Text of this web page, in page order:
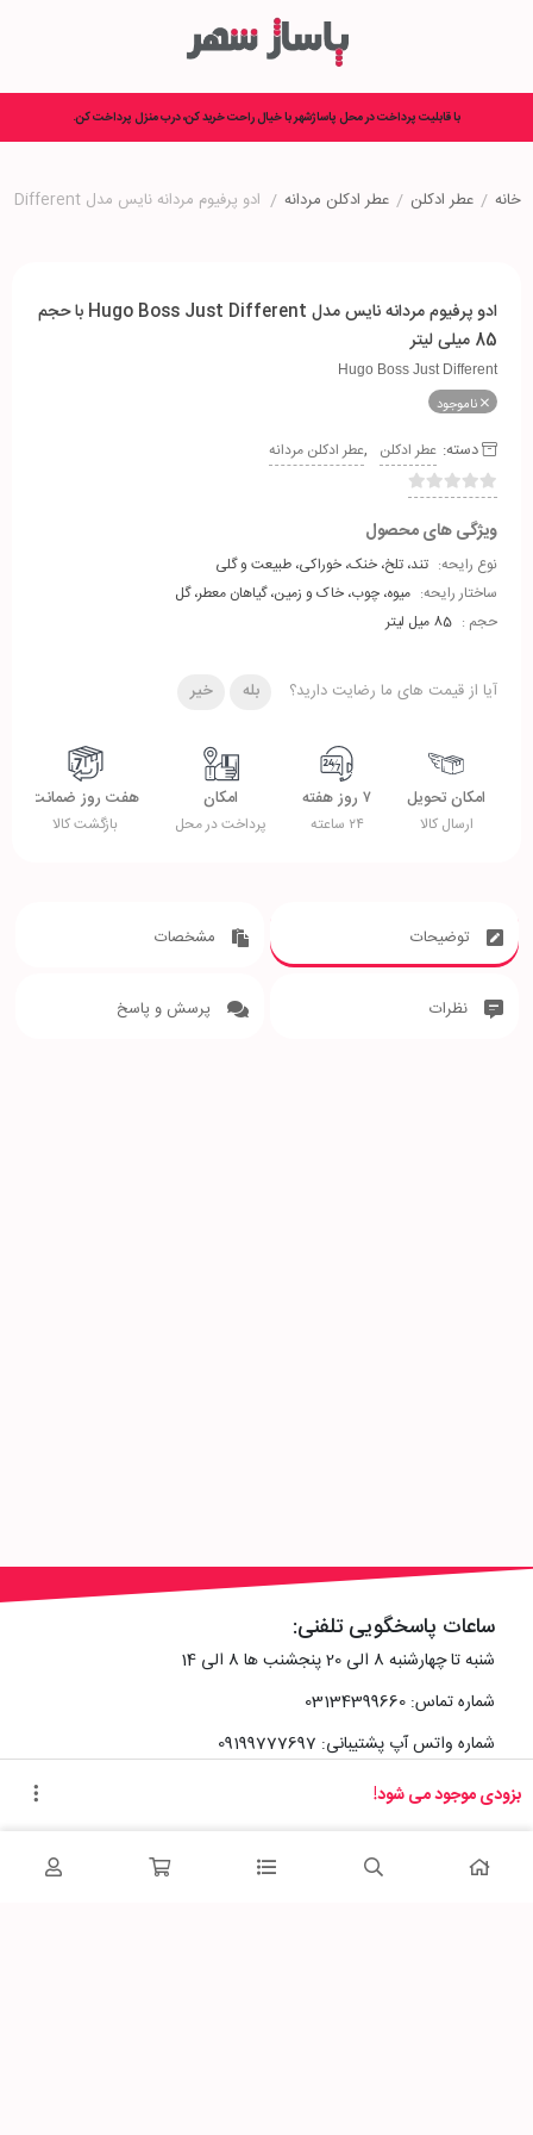
با قابلیت پرداخت در محل پاساژشهر با خیال راحت خرید کن، درب منزل پرداخت کن.
خانه / عطر ادکلن / عطر ادکلن مردانه / ادو پرفیوم مردانه نایس مدل Hugo Boss Just Different با حجم 85 میلی لیتر
ادو پرفیوم مردانه نایس مدل Hugo Boss Just Different با حجم
85 میلی لیتر
ناموجود
Hugo Boss Just Different
دسته: عطر ادکلن ,عطر ادکلن مردانه
ویژگی های محصول
نوع رایحه: تند، تلخ، خنک، خوراکی، طبیعت و گلی
ساختار رایحه: میوه، چوب، خاک و زمین، گیاهان معطر، گل
حجم :
آیا از قیمت های ما رضایت دارید؟ بله خیر
امکان تحویل
ارسال کالا
۷ روز هفته
۲۴ ساعته
امکان
پرداخت در محل
هفت روز ضمانت
بازگشت کالا
توضیحات مشخصات
نظرات پرسش و پاسخ
بزودی موجود می شود!
ساعات پاسخگویی تلفنی:
شنبه تا چهارشنبه 8 الی 20 پنجشنب ها 8 الی 14
شماره تماس: 03134399660
شماره واتس آپ پشتیبانی: 09199777697
اصفهان، خیابان رزمندگان، کوچه شماره سه فرعی 2 پلاک 10